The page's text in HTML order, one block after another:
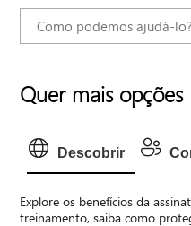
Quer mais opções
Descobrir
Explore os benefícios da
treinamento, saiba como